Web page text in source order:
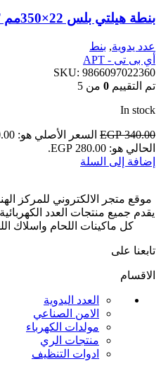
بنطة هيلتي بلس 22×350مم APT
عدد يدوية, بنط
أي بى تى - APT
SKU: 9866097022360
تم التقييم 0 من 5
In stock
EGP340.00 السعر الأصلي هو: EGP 340.00.
الحالي هو: EGP 280.00.
إضافة إلى السلة
موقع متجر الالكتروني للمركز
يقدم جميع منتجات العدد
كل ماكينات اللحام واسلاك
تابعنا على
الاقسام
العدد اليدوية
الامن الصناعي
مولدات الكهرباء
منتجات الري
ادوات التنظيف